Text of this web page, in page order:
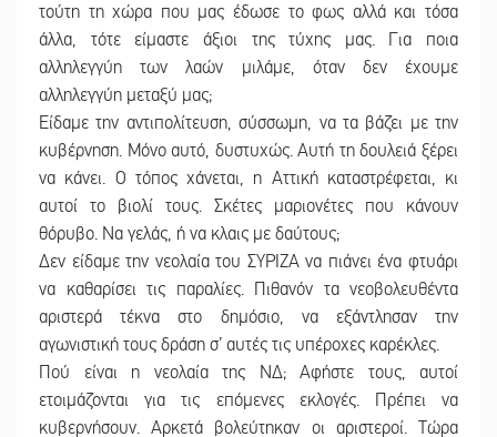
τούτη τη χώρα που μας έδωσε το φως αλλά και τόσα
άλλα, τότε είμαστε άξιοι της τύχης μας. Για ποια
αλληλεγγύη των λαών μιλάμε, όταν δεν έχουμε
αλληλεγγύη μεταξύ μας;
Είδαμε την αντιπολίτευση, σύσσωμη, να τα βάζει με την
κυβέρνηση. Μόνο αυτό, δυστυχώς. Αυτή τη δουλειά ξέρει
να κάνει. Ο τόπος χάνεται, η Αττική καταστρέφεται, κι
αυτοί το βιολί τους. Σκέτες μαριονέτες που κάνουν
θόρυβο. Να γελάς, ή να κλαις με δαύτους;
Δεν είδαμε την νεολαία του ΣΥΡΙΖΑ να πιάνει ένα φτυάρι
να καθαρίσει τις παραλίες. Πιθανόν τα νεοβολευθέντα
αριστερά τέκνα στο δημόσιο, να εξάντλησαν την
αγωνιστική τους δράση σ’ αυτές τις υπέροχες καρέκλες.
Πού είναι η νεολαία της ΝΔ; Αφήστε τους, αυτοί
ετοιμάζονται για τις επόμενες εκλογές. Πρέπει να
κυβερνήσουν. Αρκετά βολεύτηκαν οι αριστεροί. Τώρα